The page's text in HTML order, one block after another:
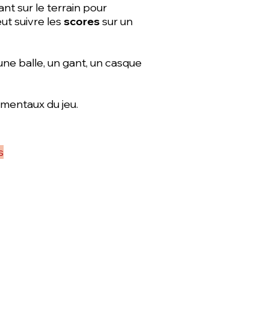
sur le terrain pour
suivre les scoressur un
balle, un gant, un casque
du jeu.